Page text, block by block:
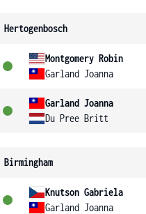
Hertogenbosch
Montgomery Robin
Garland Joanna
Garland Joanna
Du Pree Britt
Birmingham
Knutson Gabriela
Garland Joanna